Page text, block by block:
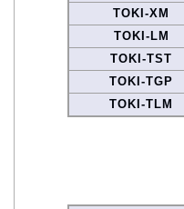
TOKI-XM
TOKI-LM
TOKI-TST
TOKI-TGP
TOKI-TLM